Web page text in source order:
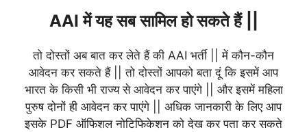
AAI में यह सब सामिल हो सकते हैं ||
तो दोस्तों अब बात कर लेते हैं की AAI भर्ती || में कौन-कौन
आवेदन कर सकते हैं || तो दोस्तों आपको बता दूं कि इसमें आप
भारत के किसी भी राज्य से आवेदन कर पाएंगे || और इसमें महिला
पुरुष दोनों ही आवेदन कर पाएंगे || अधिक जानकारी के लिए आप
इसके PDF ऑफिशल नोटिफिकेशन को देख कर पता कर सकते